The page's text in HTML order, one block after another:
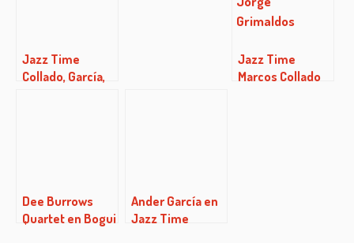
Jazz Time
Collado, García,
Jazz Time
Marcos Collado
Dee Burrows
Quartet en Bogui
Ander García en
Jazz Time